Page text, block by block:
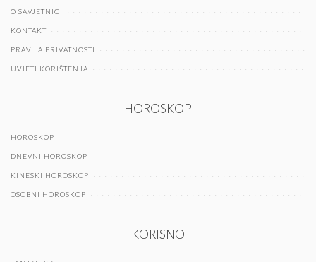
O SAVJETNICI
KONTAKT
PRAVILA PRIVATNOSTI
UVJETI KORIŠTENJA
HOROSKOP
HOROSKOP
DNEVNI HOROSKOP
KINESKI HOROSKOP
OSOBNI HOROSKOP
KORISNO